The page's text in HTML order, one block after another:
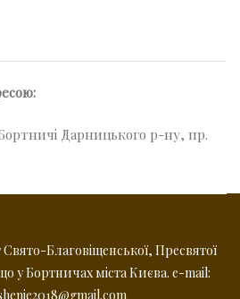
Дарницького р-ну, пр.
Благовіщенської, Пресвятої
у Бортничах міста Києва. e-mail: